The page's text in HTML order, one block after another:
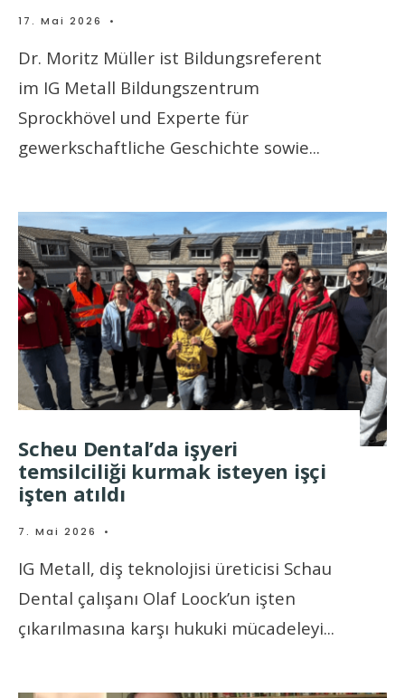
17. Mai 2026 •
Dr. Moritz Müller ist Bildungsreferent
im IG Metall Bildungszentrum
Sprockhövel und Experte für
gewerkschaftliche Geschichte sowie...
Scheu Dental’da işyeri
temsilciliği kurmak isteyen işçi
işten atıldı
7. Mai 2026 •
IG Metall, diş teknolojisi üreticisi Schau
Dental çalışanı Olaf Loock’un işten
çıkarılmasına karşı hukuki mücadeleyi...